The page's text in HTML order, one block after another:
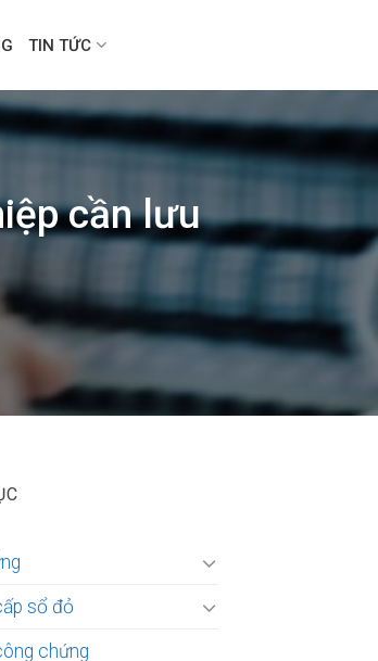
TIN TỨC
cần lưu
sổ đỏ
chứng